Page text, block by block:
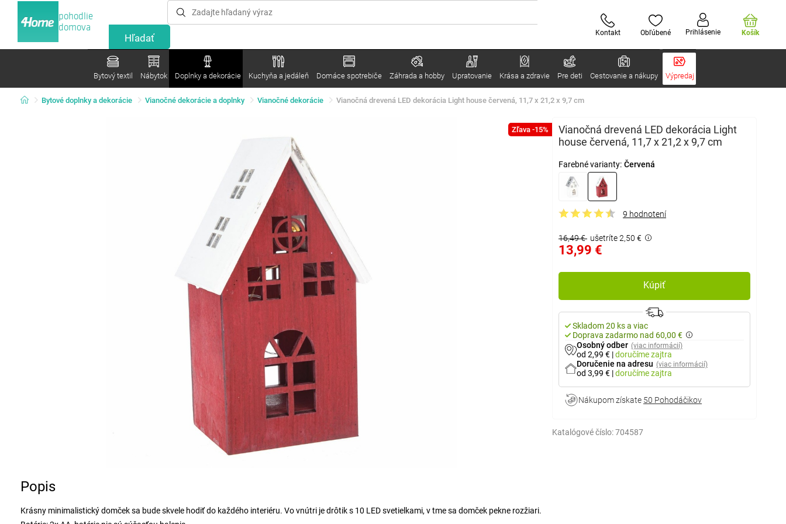
pohodlie
domova
Kontakt Obľúbené Prihlásenie Košík
Bytový textil Nábytok Doplnky a dekorácie Kuchyňa a jedáleň Domáce spotrebiče Záhrada a hobby Upratovanie Krása a zdravie Pre deti Cestovanie a nákupy Výpredaj
Bytové doplnky a dekorácie Vianočné dekorácie a doplnky Vianočné dekorácie Vianočná drevená LED dekorácia Light house červená, 11,7 x 21,2 x 9,7 cm
Zľava -15%
Vianočná drevená LED dekorácia Light
house červená, 11,7 x 21,2 x 9,7 cm
Farebné varianty: Červená
9 hodnotení
16,49 € ušetríte 2,50 €
13,99 €
Kúpiť
Skladom 20 ks a viac
Doprava zadarmo nad 60,00 €
Osobný odber (viac informácií)
od 2,99 € |doručímezajtra
Doručenie na adresu (viac informácií)
od 3,99 € |doručímezajtra
Nákupom získate 50 Pohodáčikov
Katalógové číslo:704587
Popis
Krásny minimalistický domček sa bude skvele hodiť do každého interiéru. Vo vnútri je drôtik s 10 LED svetielkami, v tme sa domček pekne rozžiari.